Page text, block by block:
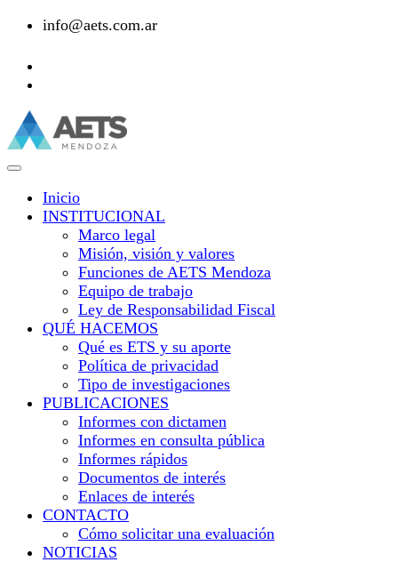
info@aets.com.ar
Inicio
INSTITUCIONAL
Marco legal
Misión, visión y valores
Funciones de AETS Mendoza
Equipo de trabajo
Ley de Responsabilidad Fiscal
QUÉ HACEMOS
Qué es ETS y su aporte
Política de privacidad
Tipo de investigaciones
PUBLICACIONES
Informes con dictamen
Informes en consulta pública
Informes rápidos
Documentos de interés
Enlaces de interés
CONTACTO
Cómo solicitar una evaluación
NOTICIAS